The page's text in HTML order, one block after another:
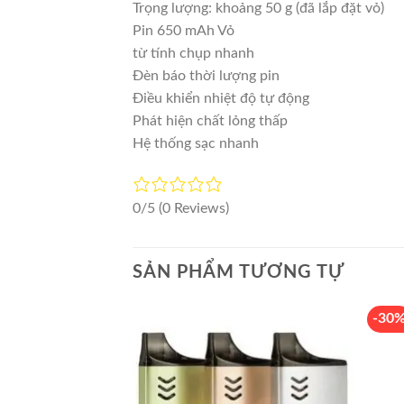
Trọng lượng: khoảng 50 g (đã lắp đặt vỏ)
Pin 650 mAh Vỏ
từ tính chụp nhanh
Đèn báo thời lượng pin
Điều khiển nhiệt độ tự động
Phát hiện chất lỏng thấp
Hệ thống sạc nhanh
0/5 (0 Reviews)
SẢN PHẨM TƯƠNG TỰ
-